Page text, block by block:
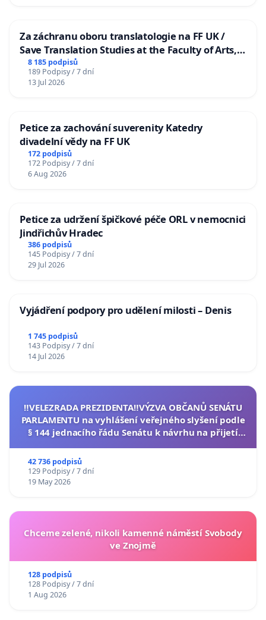
Za záchranu oboru translatologie na FF UK /
Save Translation Studies at the Faculty of Arts,
Charles University
8 185 podpisů
189 Podpisy / 7 dní
13 Jul 2026
Petice za zachování suverenity Katedry
divadelní vědy na FF UK
172 podpisů
172 Podpisy / 7 dní
6 Aug 2026
Petice za udržení špičkové péče ORL v nemocnici
Jindřichův Hradec
386 podpisů
145 Podpisy / 7 dní
29 Jul 2026
Vyjádření podpory pro udělení milosti – Denis
1 745 podpisů
143 Podpisy / 7 dní
14 Jul 2026
‼️VELEZRADA PREZIDENTA‼️VÝZVA OBČANŮ SENÁTU
PARLAMENTU na vyhlášení veřejného slyšení podle
§ 144 jednacího řádu Senátu k návrhu na přijetí
42 736 podpisů
129 Podpisy / 7 dní
19 May 2026
Chceme zelené, nikoli kamenné náměstí Svobody
ve Znojmě
128 podpisů
128 Podpisy / 7 dní
1 Aug 2026